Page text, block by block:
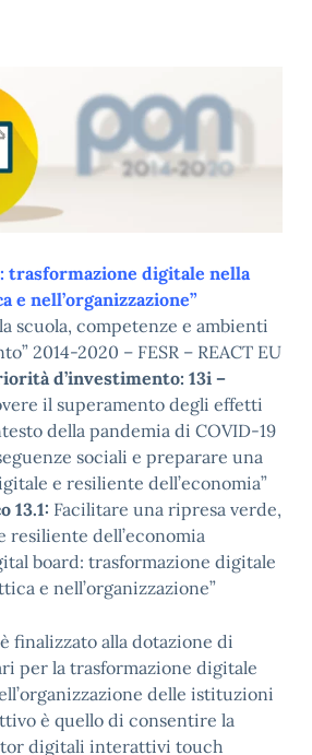
: trasformazione digitale nella
e nell’organizzazione”
la scuola, competenze e ambienti
2014-2020 – FESR – REACT EU
d’investimento: 13i –
il superamento degli effetti
della pandemia di COVID-19
sociali e preparare una
e resiliente dell’economia”
13.1: Facilitare una ripresa verde,
resiliente dell’economia
board: trasformazione digitale
e nell’organizzazione”
finalizzato alla dotazione di
per la trasformazione digitale
delle istituzioni
è quello di consentire la
digitali interattivi touch